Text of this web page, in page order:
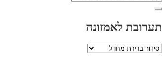
תערובת לאמזונה